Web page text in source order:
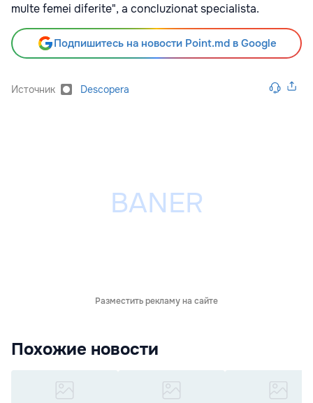
multe femei diferite", a concluzionat specialista.
Подпишитесь на новости Point.md в Google
Источник Descopera
Разместить рекламу на сайте
Похожие новости